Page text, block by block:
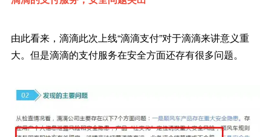
由此看来，滴滴此次上线“滴滴支付”对于滴滴来讲意义重
大。但是滴滴的支付服务在安全方面还存有很多问题。